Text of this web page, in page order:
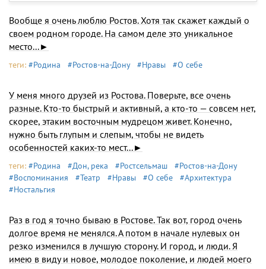
Вообще я очень люблю Ростов. Хотя так скажет каждый о
своем родном городе. На самом деле это уникальное
место...►
теги: #Родина #Ростов-на-Дону #Нравы #О себе
У меня много друзей из Ростова. Поверьте, все очень
разные. Кто-то быстрый и активный, а кто-то — совсем нет,
скорее, этаким восточным мудрецом живет. Конечно,
нужно быть глупым и слепым, чтобы не видеть
особенностей каких-то мест...►
теги: #Родина #Дон, река #Ростсельмаш
#Ростов-на-Дону
#Воспоминания
#Театр #Нравы #О себе
#Архитектура
#Ностальгия
Раз в год я точно бываю в Ростове. Так вот, город очень
долгое время не менялся. А потом в начале нулевых он
резко изменился в лучшую сторону. И город, и люди. Я
имею в виду и новое, молодое поколение, и людей моего